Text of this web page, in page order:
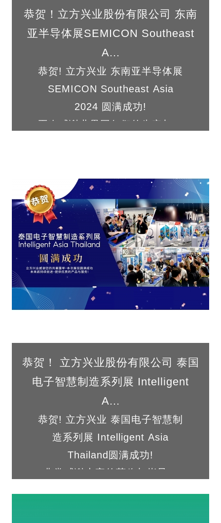
恭贺！立方兴业股份有限公司 东南
亚半导体展SEMICON Southeast
A...
恭贺! 立方兴业 东南亚半导体展
SEMICON Southeast Asia
2024 圆满成功!
再次感谢业界同仁们的肯定与指
恭贺！ 立方兴业股份有限公司 泰国
电子智慧制造系列展 Intelligent
A...
恭贺! 立方兴业 泰国电子智慧制
造系列展 Intelligent Asia
Thailand圆满成功!
非常感谢大家的莅临与指导！